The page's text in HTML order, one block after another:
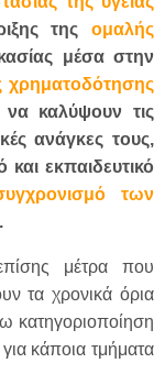
της ομαλής
μέσα στην
χρηματοδότησης
καλύψουν τις
ανάγκες τους,
και εκπαιδευτικό
των
.
μέτρα που
τα χρονικά όρια
κατηγοριοποίηση
για κάποια τμήματα